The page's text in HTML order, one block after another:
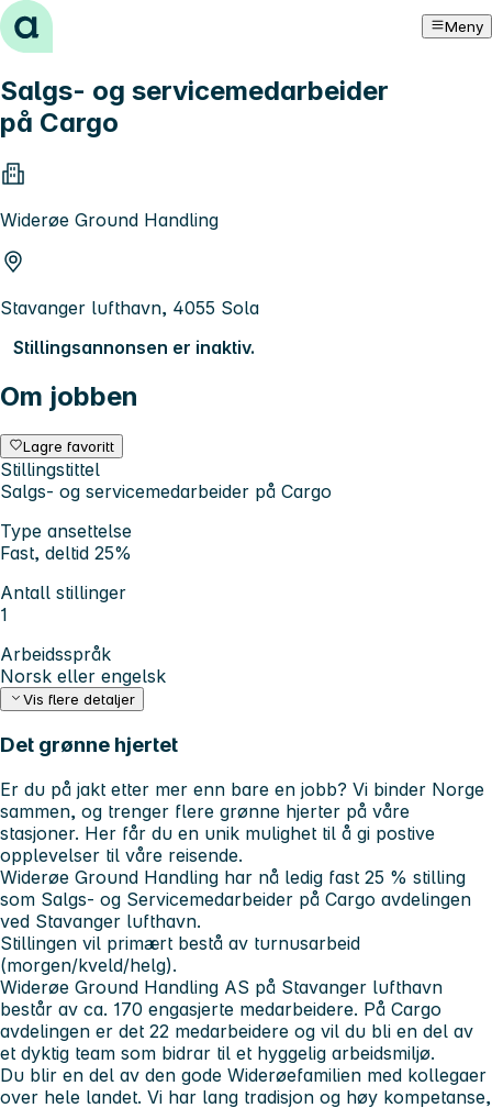
Hopp til innhold Meny
Salgs- og servicemedarbeider
på Cargo
Widerøe Ground Handling
Stavanger lufthavn, 4055 Sola
Stillingsannonsen er inaktiv.
Om jobben
Lagre favoritt
Stillingstittel
Salgs- og servicemedarbeider på Cargo
Type ansettelse
Fast, deltid 25%
Antall stillinger
1
Arbeidsspråk
Norsk eller engelsk
Vis flere detaljer
Det grønne hjertet
Er du på jakt etter mer enn bare en jobb? Vi binder Norge
sammen, og trenger flere grønne hjerter på våre
stasjoner. Her får du en unik mulighet til å gi postive
opplevelser til våre reisende.
Widerøe Ground Handling har nå ledig fast 25 % stilling
som Salgs- og Servicemedarbeider på Cargo avdelingen
ved Stavanger lufthavn.
Stillingen vil primært bestå av turnusarbeid
(morgen/kveld/helg).
Widerøe Ground Handling AS på Stavanger lufthavn
består av ca. 170 engasjerte medarbeidere. På Cargo
avdelingen er det 22 medarbeidere og vil du bli en del av
et dyktig team som bidrar til et hyggelig arbeidsmiljø.
Du blir en del av den gode Widerøefamilien med kollegaer
over hele landet. Vi har lang tradisjon og høy kompetanse,